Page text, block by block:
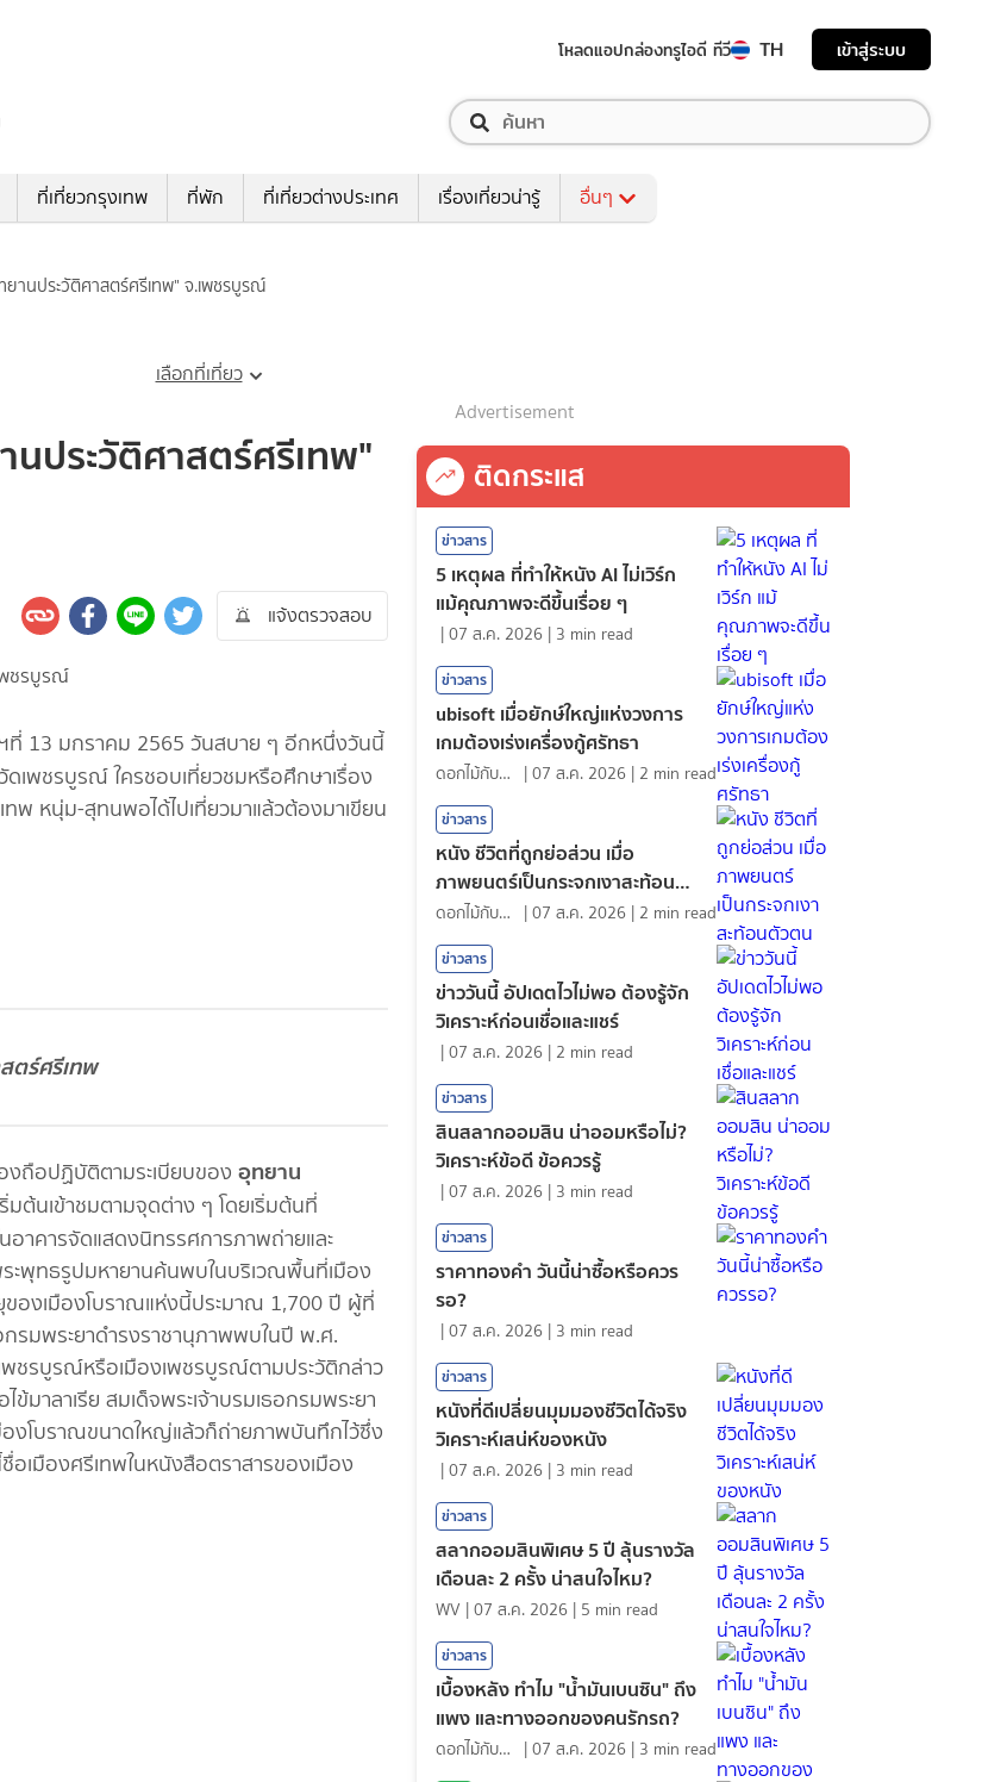
โหลดแอปกล่องทรูไอดี ทีวี TH เข้าสู่ระบบ
ที่เที่ยวกรุงเทพ ที่พัก ที่เที่ยวต่างประเทศ เรื่องเที่ยวน่ารู้ อื่นๆ
านประวัติศาสตร์ศรีเทพ" จ.เพชรบูรณ์
เลือกที่เที่ยว
ประวัติศาสตร์ศรีเทพ"
แจ้งตรวจสอบ
13 มกราคม 2565 วันสบาย ๆ อีกหนึ่งวันนี้
ดเพชรบูรณ์ ใครชอบเที่ยวชมหรือศึกษาเรื่อง
ทพ หนุ่ม-สุทนพอได้ไปเที่ยวมาแล้วต้องมาเขียน
ตร์ศรีเทพ
งถือปฏิบัติตามระเบียบของ อุทยาน
มต้นเข้าชมตามจุดต่าง ๆ โดยเริ่มต้นที่
อาคารจัดแสดงนิทรรศการภาพถ่ายและ
ะพุทธรูปมหายานค้นพบในบริเวณพื้นที่เมือง
ของเมืองโบราณแห่งนี้ประมาณ 1,700 ปี ผู้ที่
รมพระยาดำรงราชานุภาพพบในปี พ.ศ.
ชรบูรณ์หรือเมืองเพชรบูรณ์ตามประวัติกล่าว
าลาเรีย สมเด็จพระเจ้าบรมเธอกรมพระยา
งโบราณขนาดใหญ่แล้วก็ถ่ายภาพบันทึกไว้ซึ่ง
เมืองศรีเทพในหนังสือตราสารของเมือง
Advertisement
ติดกระแส
ข่าวสาร
5 เหตุผล ที่ทำให้หนัง AI ไม่เวิร์ก
แม้คุณภาพจะดีขึ้นเรื่อย ๆ
|07 ส.ค. 2026 | 3 min read
ข่าวสาร
ubisoft เมื่อยักษ์ใหญ่แห่งวงการ
เกมต้องเร่งเครื่องกู้ศรัทธา
ดอกไม้กับสายน้ำ |07 ส.ค. 2026 | 2 min read
ข่าวสาร
หนัง ชีวิตที่ถูกย่อส่วน เมื่อ
ภาพยนตร์เป็นกระจกเงาสะท้อนตัว
ตน
ดอกไม้กับสายน้ำ |07 ส.ค. 2026 | 2 min read
ข่าวสาร
ข่าววันนี้ อัปเดตไวไม่พอ ต้องรู้จัก
วิเคราะห์ก่อนเชื่อและแชร์
|07 ส.ค. 2026 | 2 min read
ข่าวสาร
สินสลากออมสิน น่าออมหรือไม่?
วิเคราะห์ข้อดี ข้อควรรู้
|07 ส.ค. 2026 | 3 min read
ข่าวสาร
ราคาทองคํา วันนี้น่าซื้อหรือควร
รอ?
|07 ส.ค. 2026 | 3 min read
ข่าวสาร
หนังที่ดีเปลี่ยนมุมมองชีวิตได้จริง
วิเคราะห์เสน่ห์ของหนัง
|07 ส.ค. 2026 | 3 min read
ข่าวสาร
สลากออมสินพิเศษ 5 ปี ลุ้นรางวัล
เดือนละ 2 ครั้ง น่าสนใจไหม?
WV |07 ส.ค. 2026 | 5 min read
ข่าวสาร
เบื้องหลัง ทำไม "น้ำมันเบนซิน" ถึง
แพง และทางออกของคนรักรถ?
ดอกไม้กับสายน้ำ |07 ส.ค. 2026 | 3 min read